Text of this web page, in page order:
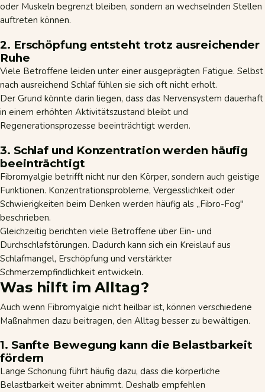
oder Muskeln begrenzt bleiben, sondern an wechselnden Stellen
auftreten können.
2. Erschöpfung entsteht trotz ausreichender
Ruhe
Viele Betroffene leiden unter einer ausgeprägten Fatigue. Selbst
nach ausreichend Schlaf fühlen sie sich oft nicht erholt.
Der Grund könnte darin liegen, dass das Nervensystem dauerhaft
in einem erhöhten Aktivitätszustand bleibt und
Regenerationsprozesse beeinträchtigt werden.
3. Schlaf und Konzentration werden häufig
beeinträchtigt
Fibromyalgie betrifft nicht nur den Körper, sondern auch geistige
Funktionen. Konzentrationsprobleme, Vergesslichkeit oder
Schwierigkeiten beim Denken werden häufig als „Fibro-Fog"
beschrieben.
Gleichzeitig berichten viele Betroffene über Ein- und
Durchschlafstörungen. Dadurch kann sich ein Kreislauf aus
Schlafmangel, Erschöpfung und verstärkter
Schmerzempfindlichkeit entwickeln.
Was hilft im Alltag?
Auch wenn Fibromyalgie nicht heilbar ist, können verschiedene
Maßnahmen dazu beitragen, den Alltag besser zu bewältigen.
1. Sanfte Bewegung kann die Belastbarkeit
fördern
Lange Schonung führt häufig dazu, dass die körperliche
Belastbarkeit weiter abnimmt. Deshalb empfehlen